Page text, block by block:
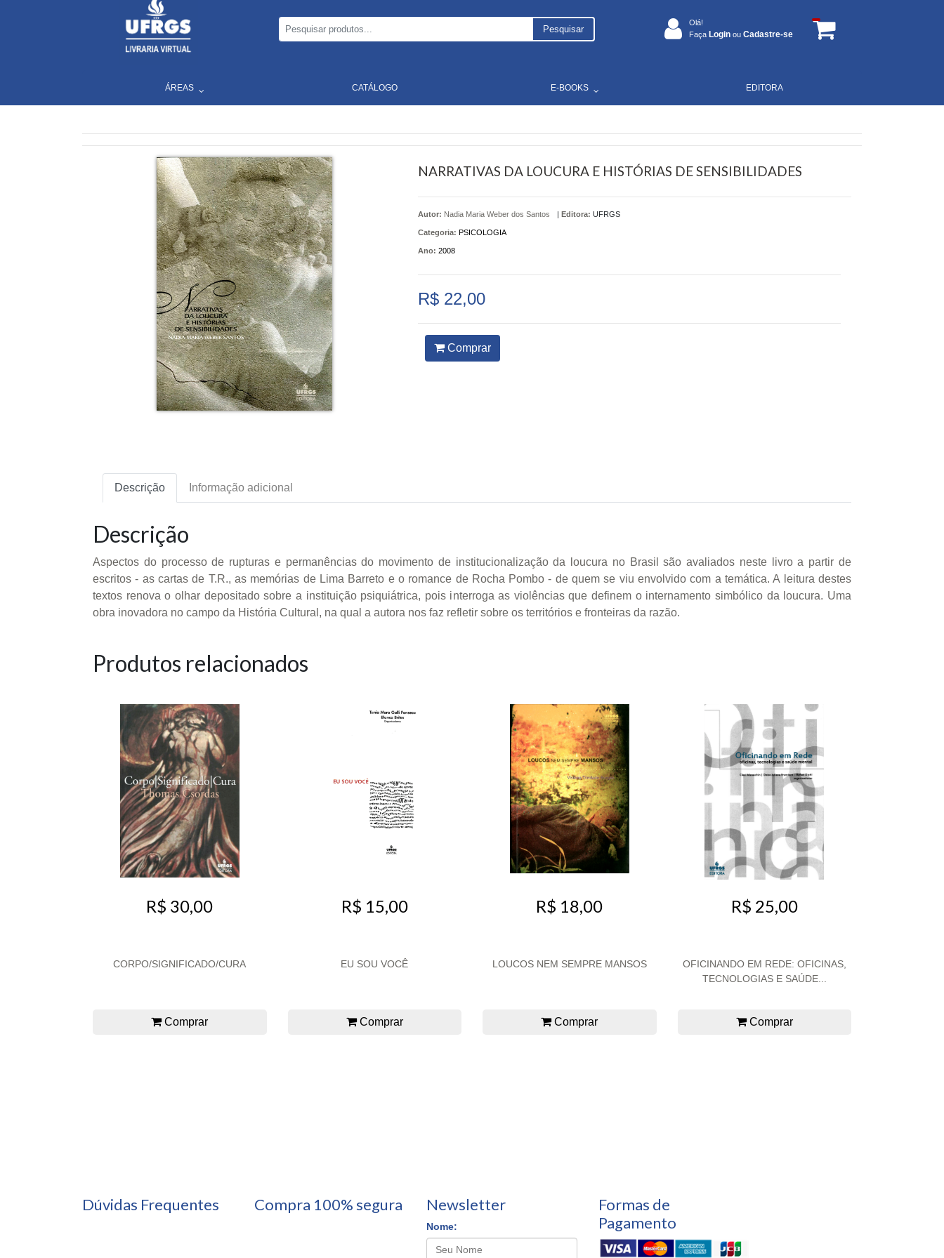
Pesquisar
Olá!
Faça Login ou Cadastre-se
ÁREAS CATÁLOGO E-BOOKS EDITORA
NARRATIVAS DA LOUCURA E HISTÓRIAS DE SENSIBILIDADES
Autor: Nadia Maria Weber dos Santos | Editora: UFRGS
Categoria: PSICOLOGIA
Ano: 2008
R$ 22,00
Comprar
Descrição Informação adicional
Descrição
Aspectos do processo de rupturas e permanências do movimento de institucionalização da loucura no Brasil são avaliados neste livro a partir de
escritos - as cartas de T.R., as memórias de Lima Barreto e o romance de Rocha Pombo - de quem se viu envolvido com a temática. A leitura destes
textos renova o olhar depositado sobre a instituição psiquiátrica, pois interroga as violências que definem o internamento simbólico da loucura. Uma
obra inovadora no campo da História Cultural, na qual a autora nos faz refletir sobre os territórios e fronteiras da razão.
Produtos relacionados
R$ 30,00
CORPO/SIGNIFICADO/CURA
Comprar
R$ 15,00
EU SOU VOCÊ
Comprar
R$ 18,00
LOUCOS NEM SEMPRE MANSOS
Comprar
R$ 25,00
OFICINANDO EM REDE: OFICINAS,
TECNOLOGIAS E SAÚDE...
Comprar
Dúvidas Frequentes Compra 100% segura Newsletter
Nome:
Formas de
Pagamento